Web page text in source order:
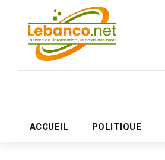
ACCUEIL POLITIQUE